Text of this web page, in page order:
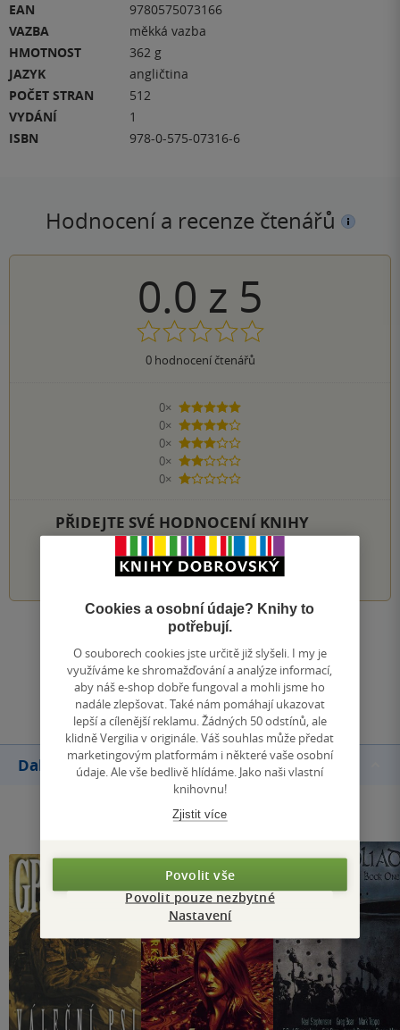
EAN
9780575073166
VAZBA
měkká vazba
HMOTNOST
362 g
JAZYK
angličtina
POČET STRAN
512
VYDÁNÍ
1
ISBN
978-0-575-07316-6
Hodnocení a recenze čtenářů
0.0 z 5
0hodnocení čtenářů
0×
5 hvězdiček
0×
4 hvězdičky
0×
3 hvězdičky
0×
2 hvězdičky
0×
1 hvezdička
PŘIDEJTE SVÉ HODNOCENÍ KNIHY
1 2 3 4 5
Zobrazit všechna hodnocení
Přidat hodnocení
Další knihy autora
Cookies a osobní údaje? Knihy to
potřebují.
O souborech cookies jste určitě již slyšeli. I my je
využíváme ke shromažďování a analýze informací,
aby náš e-shop dobře fungoval a mohli jsme ho
nadále zlepšovat. Také nám pomáhají ukazovat
lepší a cílenější reklamu. Žádných 50 odstínů, ale
klidně Vergilia v originále. Váš souhlas může předat
marketingovým platformám i některé vaše osobní
údaje. Ale vše bedlivě hlídáme. Jako naši vlastní
knihovnu!
Zjistit více
Povolit vše
Povolit pouze nezbytné
Nastavení